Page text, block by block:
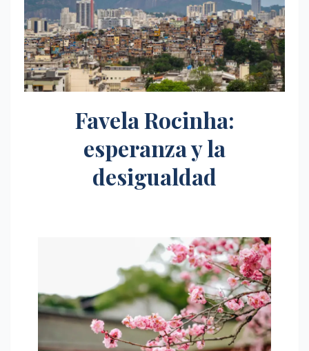
Favela Rocinha:
esperanza y la
desigualdad